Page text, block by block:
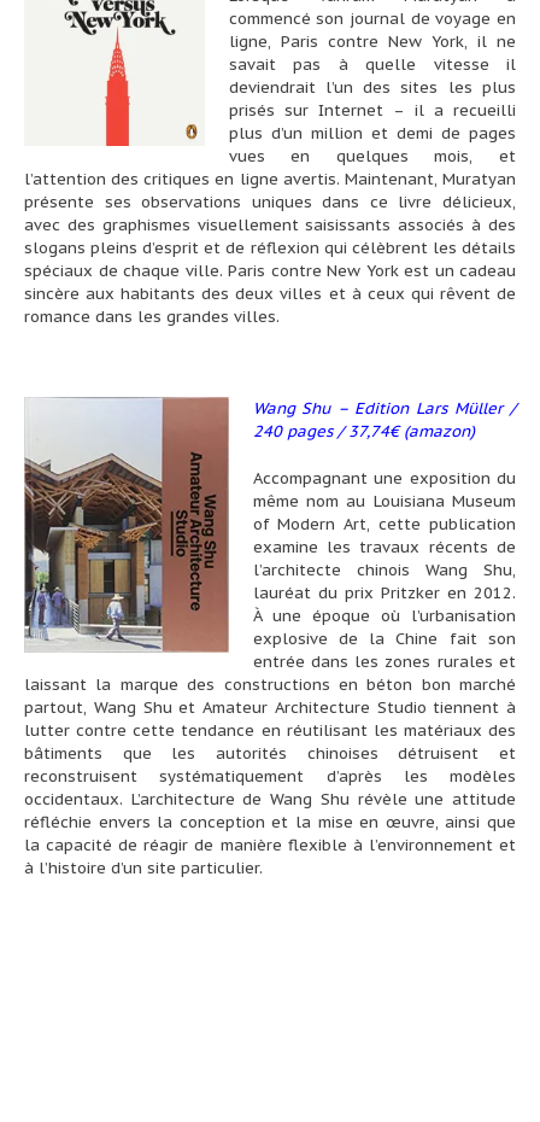
commencé son journal de voyage en
ligne, Paris contre New York, il ne
savait pas à quelle vitesse il
deviendrait l’un des sites les plus
prisés sur Internet – il a recueilli
plus d’un million et demi de pages
vues en quelques mois, et
l’attention des critiques en ligne avertis. Maintenant, Muratyan
présente ses observations uniques dans ce livre délicieux,
avec des graphismes visuellement saisissants associés à des
slogans pleins d’esprit et de réflexion qui célèbrent les détails
spéciaux de chaque ville. Paris contre New York est un cadeau
sincère aux habitants des deux villes et à ceux qui rêvent de
romance dans les grandes villes.
Wang Shu – Edition Lars Müller /
240 pages / 37,74€ (amazon)
Accompagnant une exposition du
même nom au Louisiana Museum
of Modern Art, cette publication
examine les travaux récents de
l’architecte chinois Wang Shu,
lauréat du prix Pritzker en 2012.
À une époque où l’urbanisation
explosive de la Chine fait son
entrée dans les zones rurales et
laissant la marque des constructions en béton bon marché
partout, Wang Shu et Amateur Architecture Studio tiennent à
lutter contre cette tendance en réutilisant les matériaux des
bâtiments que les autorités chinoises détruisent et
reconstruisent systématiquement d’après les modèles
occidentaux. L’architecture de Wang Shu révèle une attitude
réfléchie envers la conception et la mise en œuvre, ainsi que
la capacité de réagir de manière flexible à l’environnement et
à l’histoire d’un site particulier.